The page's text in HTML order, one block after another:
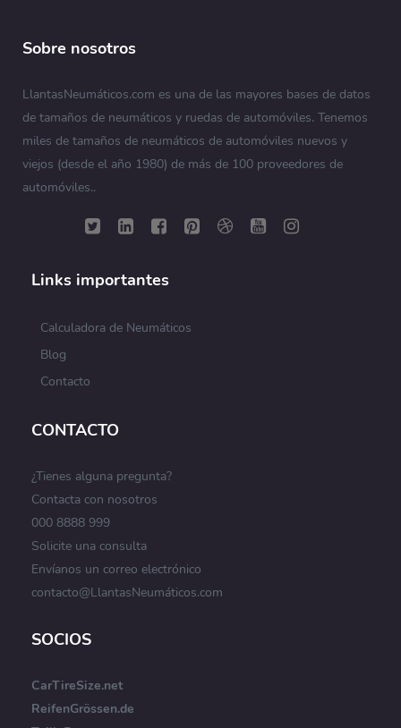
Sobre nosotros
LlantasNeumáticos.com es una de las mayores bases de datos
de tamaños de neumáticos y ruedas de automóviles. Tenemos
miles de tamaños de neumáticos de automóviles nuevos y
viejos (desde el año 1980) de más de 100 proveedores de
automóviles..
Links importantes
Calculadora de Neumáticos
Blog
Contacto
CONTACTO
¿Tienes alguna pregunta?
Contacta con nosotros
000 8888 999
Solicite una consulta
Envíanos un correo electrónico
contacto@LlantasNeumáticos.com
SOCIOS
CarTireSize.net
ReifenGrössen.de